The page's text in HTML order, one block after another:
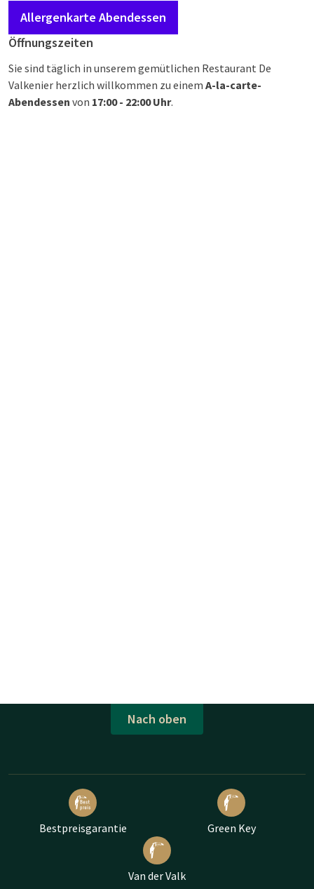
Allergenkarte Abendessen
Öffnungszeiten
Sie sind täglich in unserem gemütlichen Restaurant De
Valkenier herzlich willkommen zu einem A-la-carte-
Abendessen von 17:00 - 22:00 Uhr.
Nach oben
Bestpreisgarantie Green Key
Van der Valk